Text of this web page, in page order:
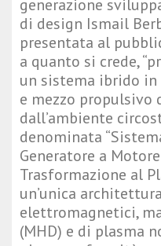
generazione
di design Ismail
presentata al
a quanto si crede,
un sistema ibrido in
e mezzo propulsivo
dall’ambiente
denominata
Generatore a
Trasformazione al
un’unica
elettromagnetici,
(MHD) e di plasma